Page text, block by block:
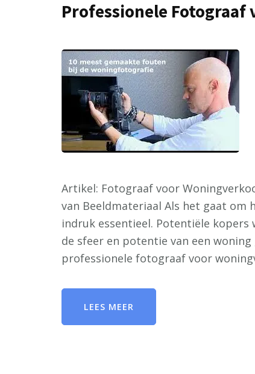
Professionele Fotograaf
Artikel: Fotograaf voor
van Beeldmateriaal Als het gaat om
indruk essentieel. Potentiële kopers
de sfeer en potentie van een
professionele fotograaf voor
LEES MEER